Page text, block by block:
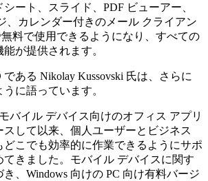
ート、スライド、PDF ビューアー、
、カレンダー付きのメール クライアン
無料で使用できるようになり、すべての
が提供されます。
である Nikolay Kussovski 氏は、さらに
に語っています。
バイル デバイス向けのオフィス アプリ
して以来、個人ユーザーとビジネス
こでも効率的に作業できるようにサポ
てきました。モバイル デバイスに関す
、Windows 向けの PC 向け有料バージ